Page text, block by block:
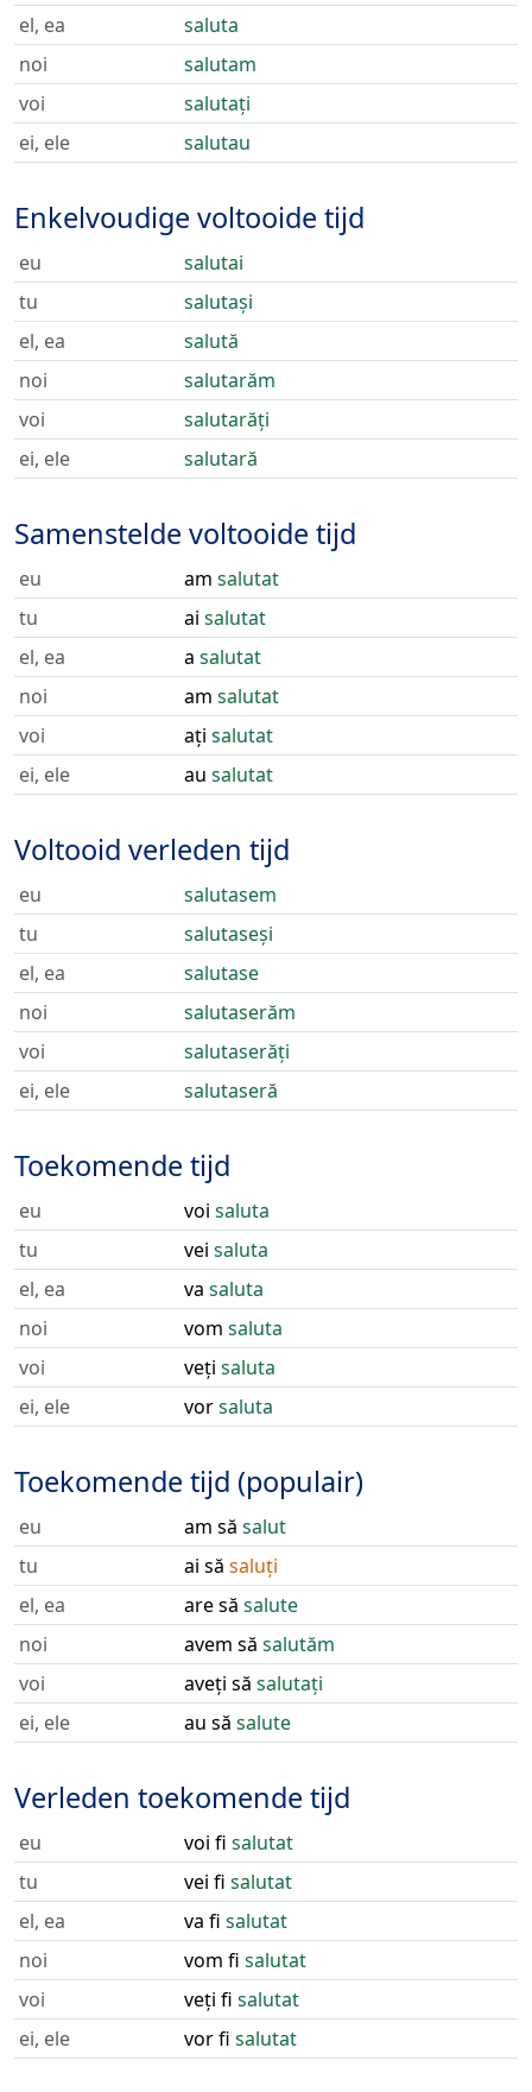
el, ea
saluta
noi
salutam
voi
salutați
ei, ele
salutau
Enkelvoudige voltooide tijd
eu
salutai
tu
salutași
el, ea
salută
noi
salutarăm
voi
salutarăți
ei, ele
salutară
Samenstelde voltooide tijd
eu am salutat
tu
ai salutat
el, ea
a salutat
noi
am salutat
voi
ați salutat
ei, ele
au salutat
Voltooid verleden tijd
eu
salutasem
tu
salutaseși
el, ea
salutase
noi
salutaserăm
voi
salutaserăți
ei, ele
salutaseră
Toekomende tijd
eu voi saluta
tu
vei saluta
el, ea
va saluta
noi
vom saluta
voi
veți saluta
ei, ele
vorsaluta
Toekomende tijd (populair)
eu am să salut
tu
ai să saluți
el, ea
are să salute
noi
avem să salutăm
voi
aveți să salutați
ei, ele
au să salute
Verleden toekomende tijd
eu voi fi salutat
tu
vei fi salutat
el, ea
va fi salutat
noi
vom fi salutat
voi
veți fi salutat
ei, ele
vor fi salutat